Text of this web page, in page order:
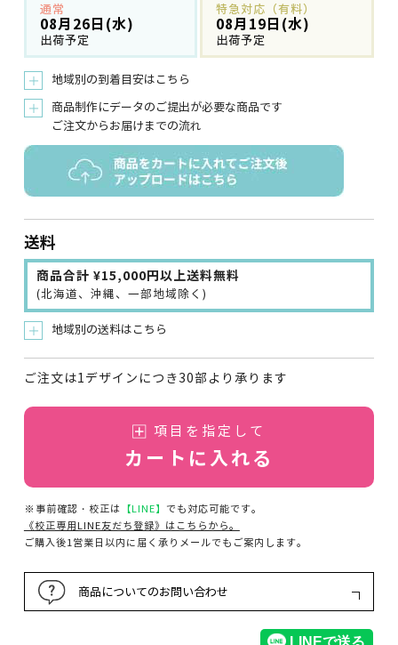
通常
08月26日(水)
出荷予定
特急対応（有料）
08月19日(水)
出荷予定
＋ 地域別の到着目安はこちら
＋
商品制作にデータのご提出が必要な商品です
ご注文からお届けまでの流れ
送料
商品合計 ¥15,000円以上送料無料
(北海道、沖縄、一部地域除く)
＋ 地域別の送料はこちら
ご注文は1デザインにつき30部より承ります
項目を指定して
カートに入れる
商品についてのお問い合わせ
※事前確認・校正は 【LINE】 でも対応可能です。
《校正専用LINE友だち登録》はこちらから。
ご購入後1営業日以内に届く承りメールでもご案内します。